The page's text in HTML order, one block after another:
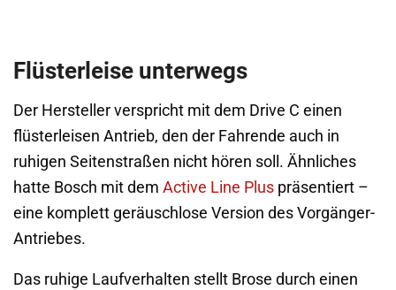
Flüsterleise unterwegs
Der Hersteller verspricht mit dem Drive C einen
flüsterleisen Antrieb, den der Fahrende auch in
ruhigen Seitenstraßen nicht hören soll. Ähnliches
hatte Bosch mit dem Active Line Plus präsentiert –
eine komplett geräuschlose Version des Vorgänger-
Antriebes.
Das ruhige Laufverhalten stellt Brose durch einen